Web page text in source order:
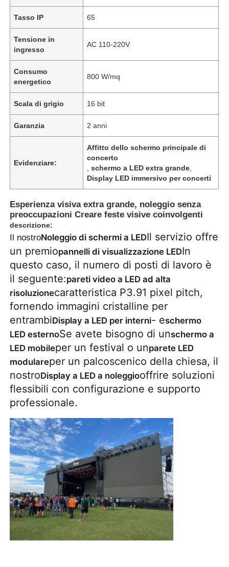
Casa.
Prodotti
Video
Spettacolo VR
Chi Siamo
Visita alla fabbrica
Controllo di qualità
Contattaci
Notizie
Casi
Tasso IP 65
Tensione in
ingresso
AC 110-220V
Consumo
energetico
800 W/mq
Scala di grigio 16 bit
Garanzia 2 anni
Evidenziare:
Affitto dello schermo principale di
concerto
,schermo a LED extra grande
Display LED immersivo per concerti
Esperienza visiva extra grande, noleggio senza
preoccupazioni Creare feste visive coinvolgenti
descrizione:
Il nostroNoleggio di schermi a LEDIl servizio offre
un premiopannelli di visualizzazione LEDIn
questo caso, il numero di posti di lavoro è
il seguente:pareti video a LED ad alta
risoluzionecaratteristica P3.91 pixel pitch,
fornendo immagini cristalline per
entrambiDisplay a LED per interni- eschermo
LED esternoSe avete bisogno di unschermo a
LED mobileper un festival o unparete LED
modulareper un palcoscenico della chiesa, il
nostroDisplay a LED a noleggiooffrire soluzioni
flessibili con configurazione e supporto
professionale.